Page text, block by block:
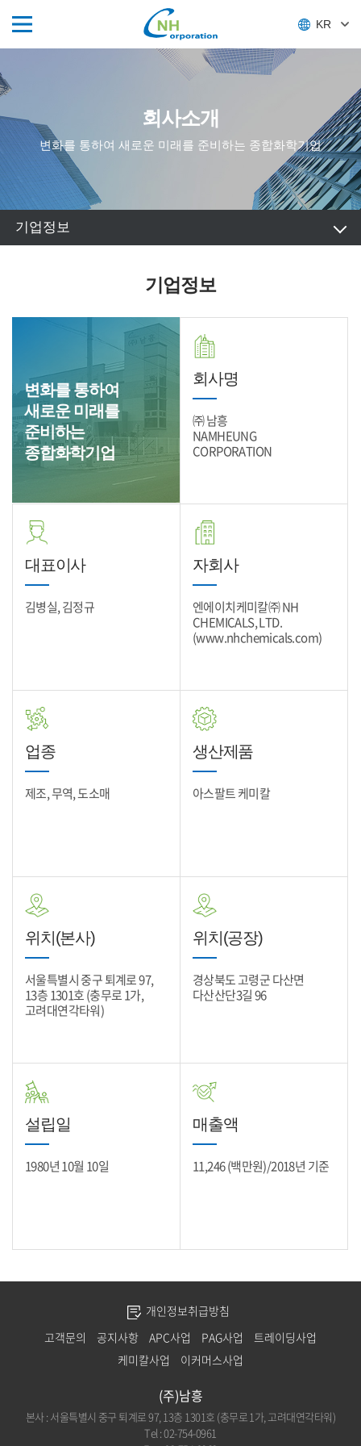
KR
회사소개
변화를 통하여 새로운 미래를 준비하는 종합화학기업
기업정보
기업정보
변화를 통하여
새로운 미래를
준비하는
종합화학기업
회사명
㈜ 남흥
NAMHEUNG
CORPORATION
대표이사
김병실, 김정규
자회사
엔에이치케미칼㈜ NH
CHEMICALS, LTD.
(www.nhchemicals.com)
업종
제조, 무역, 도소매
생산제품
아스팔트 케미칼
위치(본사)
서울특별시 중구 퇴계로 97,
13층 1301호 (충무로 1가,
고려대연각타워)
위치(공장)
경상북도 고령군 다산면
다산산단3길 96
설립일
1980년 10월 10일
매출액
11,246 (백만원)/2018년 기준
개인정보취급방침
고객문의
공지사항 APC사업 PAG사업
트레이딩사업
케미칼사업
이커머스사업
(주)남흥
본사 : 서울특별시 중구 퇴계로 97, 13층 1301호 (충무로 1가, 고려대연각타워)
Tel : 02-754-0961